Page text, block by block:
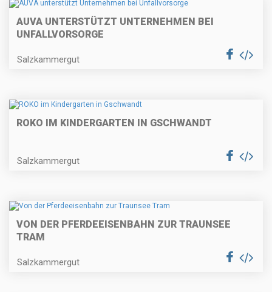
AUVA UNTERSTÜTZT UNTERNEHMEN BEI
UNFALLVORSORGE
Salzkammergut
ROKO IM KINDERGARTEN IN GSCHWANDT
Salzkammergut
VON DER PFERDEEISENBAHN ZUR TRAUNSEE
TRAM
Salzkammergut